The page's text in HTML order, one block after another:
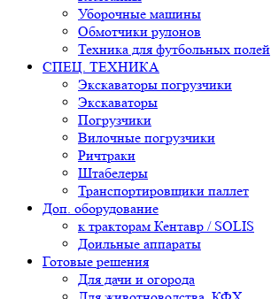
Уборочные машины
Обмотчики рулонов
Техника для футбольных полей
СПЕЦ. ТЕХНИКА
Экскаваторы погрузчики
Экскаваторы
Погрузчики
Вилочные погрузчики
Ричтраки
Штабелеры
Транспортировщики паллет
Доп. оборудование
к тракторам Кентавр / SOLIS
Доильные аппараты
Готовые решения
Для дачи и огорода